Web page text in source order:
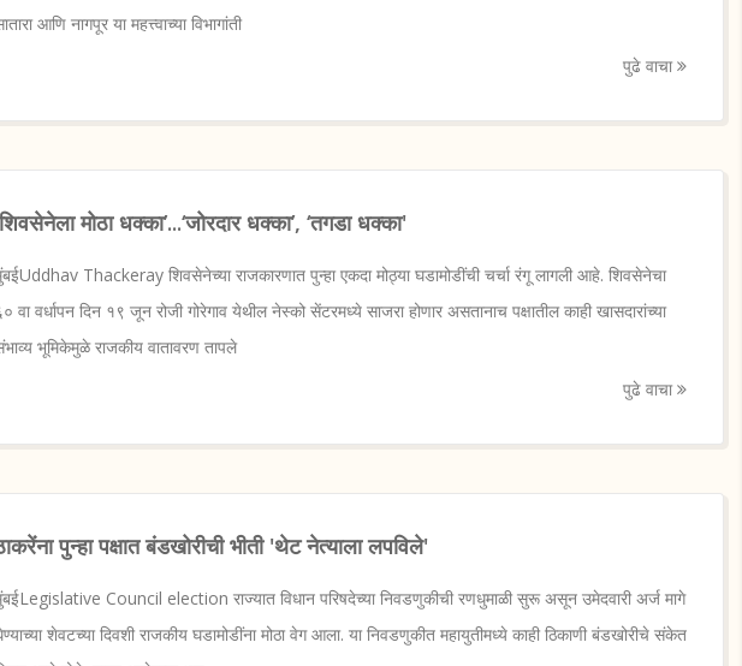
आणि नागपूर या महत्त्वाच्या विभागांती
पुढे वाचा
मोठा धक्का’...‘जोरदार धक्का’, ‘तगडा धक्का'
Thackeray शिवसेनेच्या राजकारणात पुन्हा एकदा मोठ्या घडामोडींची चर्चा रंगू लागली आहे. शिवसेनेचा
वा वर्धापन दिन १९ जून रोजी गोरेगाव येथील नेस्को सेंटरमध्ये साजरा होणार असतानाच पक्षातील काही खासदारांच्या
भूमिकेमुळे राजकीय वातावरण तापले
पुढे वाचा
पुन्हा पक्षात बंडखोरीची भीती 'थेट नेत्याला लपविले'
Council election राज्यात विधान परिषदेच्या निवडणुकीची रणधुमाळी सुरू असून उमेदवारी अर्ज मागे
शेवटच्या दिवशी राजकीय घडामोडींना मोठा वेग आला. या निवडणुकीत महायुतीमध्ये काही ठिकाणी बंडखोरीचे संकेत